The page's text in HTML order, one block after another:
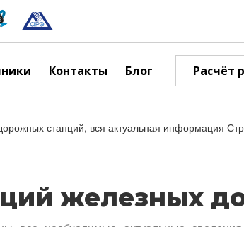
Контакты Блог Расчёт
станций, вся актуальная информация
железных